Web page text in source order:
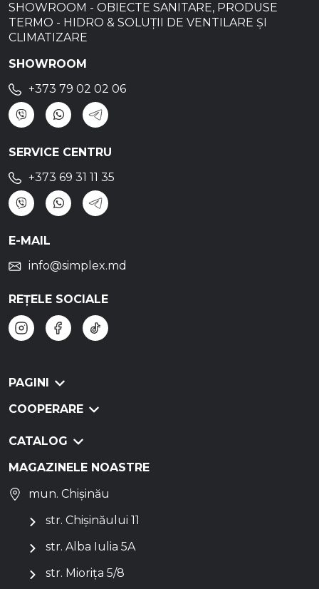
SHOWROOM - OBIECTE SANITARE, PRODUSE
TERMO - HIDRO & SOLUȚII DE VENTILARE ȘI
CLIMATIZARE
SHOWROOM
+373 79 02 02 06
SERVICE CENTRU
+373 69 31 11 35
E-MAIL
info@simplex.md
REȚELE SOCIALE
PAGINI
COOPERARE
CATALOG
MAGAZINELE NOASTRE
mun. Chișinău
str. Chișinăului 11
str. Alba Iulia 5A
str. Miorița 5/8